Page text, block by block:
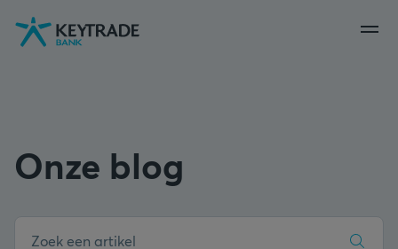
Naar
navigatie
Naar
aanmelden
Naar
inhoud
Onze blog